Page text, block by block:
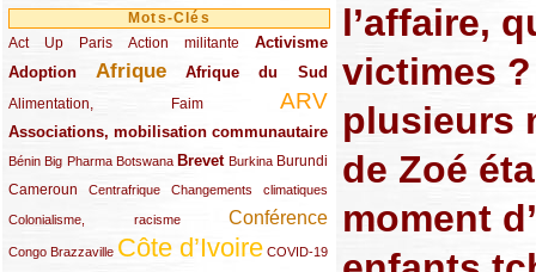
Mots-Clés
Act Up Paris
(49/289) Action militante
(32/289) Activisme
(73/289)
Adoption
(82/289) Afrique
(161/289) Afrique du Sud
(73/289)
Alimentation, Faim
(48/289) ARV
(203/289)
Associations, mobilisation communautaire
(65/289)
Bénin
(13/289)Big Pharma
(16/289) Botswana
(9/289) Brevet
(83/289) Burkina
(18/289) Burundi
(30/289)
Cameroun
(47/289) Centrafrique
(23/289) Changements climatiques
(10/289)
Colonialisme, racisme
(19/289) Conférence
(118/289)
Congo Brazzaville
(24/289) Côte d’Ivoire
(263/289) COVID-19
(13/289)
l’affaire,
victimes
plusieurs
de Zoé
moment